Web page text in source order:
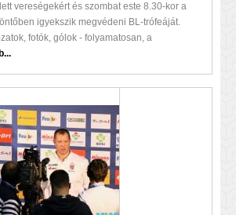
vereségekért és szombat este 8.30-kor a
igyekszik megvédeni BL-trófeáját.
fotók, gólok - folyamatosan, a